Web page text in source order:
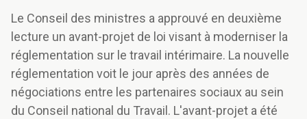
Le Conseil des ministres a approuvé en deuxième
lecture un avant-projet de loi visant à moderniser la
réglementation sur le travail intérimaire. La nouvelle
réglementation voit le jour après des années de
négociations entre les partenaires sociaux au sein
du Conseil national du Travail. L'avant-projet a été